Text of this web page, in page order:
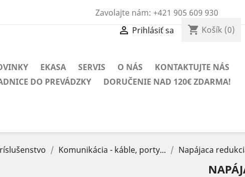
Zavolajte nám: +421 905 609 930
 Prihlásiť sa shopping_cart Košík (0)
EKASA SERVIS O NÁS
KONTAKTUJTE NÁS
DO PREVÁDZKY
DORUČENIE NAD 120€ ZDARMA!
Komunikácia - káble, porty... Napájaca